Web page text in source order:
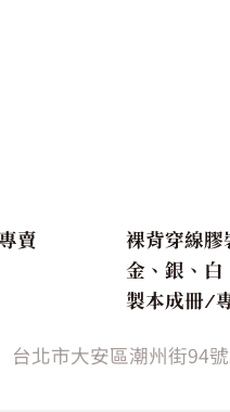
賣
裸背穿線膠
金、銀、白
製本成冊 ⁄
台北市大安區潮州街94